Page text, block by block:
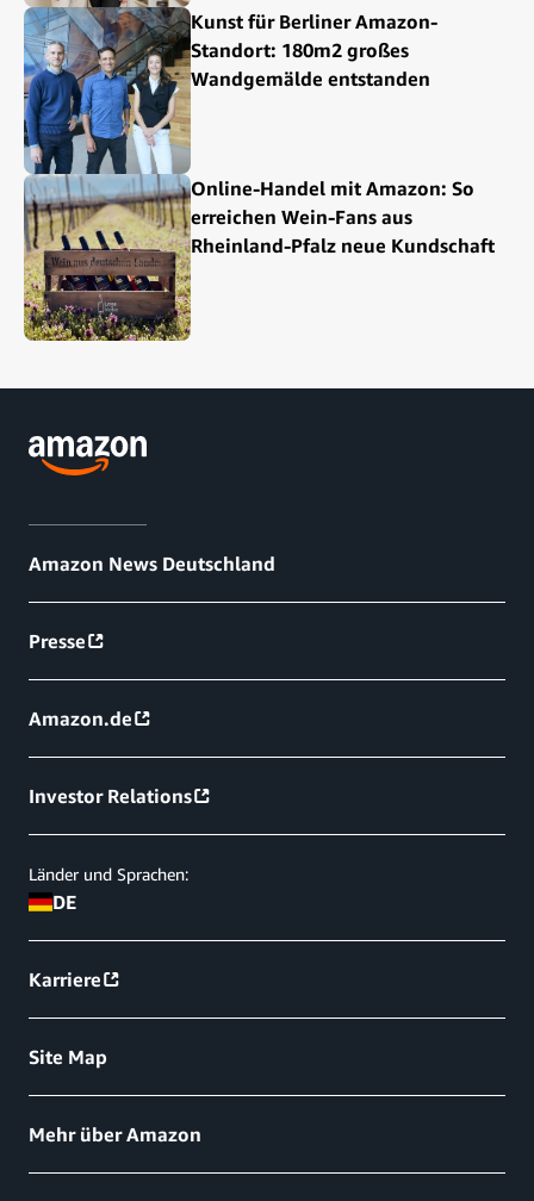
Kunst für Berliner Amazon-
Standort: 180m2 großes
Wandgemälde entstanden
Online-Handel mit Amazon: So
erreichen Wein-Fans aus
Rheinland-Pfalz neue Kundschaft
Amazon News Deutschland
Presse
Amazon.de
Investor Relations
Länder und Sprachen:
DE
Karriere
Site Map
Mehr über Amazon